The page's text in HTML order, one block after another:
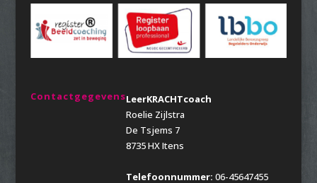
ContactgegevensLeerKRACHTcoach
Roelie Zijlstra
De Tsjems 7
8735 HX Itens
Telefoonnummer: 06-45647455